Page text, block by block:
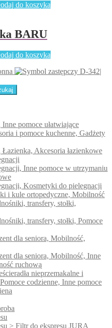
do koszyka
BARU
do koszyka
D-342|
pomoce ułatwiające
i pomoce kuchenne, Gadżety
Akcesoria łazienkowe
Inne pomoce w utrzymaniu
Kosmetyki do pielęgnacji
i kule ortopedyczne, Mobilność
transfery, stołki,
transfery, stołki, Pomoce
dla seniora, Mobilność,
dla seniora, Mobilność, Inne
ruchową
nieprzemakalne i
codzienne, Inne pomoce
> Filtr do ekspresu JURA